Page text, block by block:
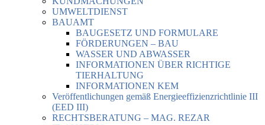
UMWELTDIENST
BAUAMT
BAUGESETZ UND FORMULARE
FÖRDERUNGEN – BAU
WASSER UND ABWASSER
INFORMATIONEN ÜBER RICHTIGE
TIERHALTUNG
INFORMATIONEN KEM
Veröffentlichungen gemäß Energieeffizienzrichtlinie III
(EED III)
RECHTSBERATUNG – MAG. REZAR